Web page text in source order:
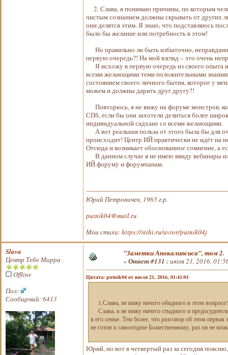
2. Слава, я понимаю причины, по которым
чистым сознанием должны скрывать от других
они делятся этим. Я знаю, что подставляюсь
было бы желание или потребность в этом!
Но правильно ли быть избыточно,
первую очередь?! На мой взгляд – это очень
Я исхожу в первую очередь из своего опыта
всеми желающими теми положительными
состоянием своего личного бытия, которое у
можем и должны дарить друг другу?!
Повторюсь, я не вижу на форуме монстров,
СПб, если бы они захотели делиться более
индивидуальной садхане со всеми желающими.
А вот реальная польза от этого была бы для
происходит! Центр ИЙ практически не идёт на
Отсюда и возникает обоснованное сомнение, а
В данном случае я не имею ввиду вебинары
ИЙ форуму и форумчанам.
Юрий Петровичев, 1965 г.р.
putnik04@mail.ru
Мои стихи:https://stihi.ru/avtor/putnik04j
Slava
Центр Тебе Мирра
Offline
Пол:
Сообщений: 6413
"Заметки Апокалипсиса", том 2.
«Ответ #131 :июля 21, 2016,
Цитата: putnik04 от июля 21, 2016, 01:41:01
1.Слава, не вижу ничего обидного в этом
Слава, я не вижу ничего стыдного и
в его семье. Тем более, что разговор об этом
не готов к самоотдаче Божественному, раз он не
Юрий, но вот в четвертый раз за сегодня